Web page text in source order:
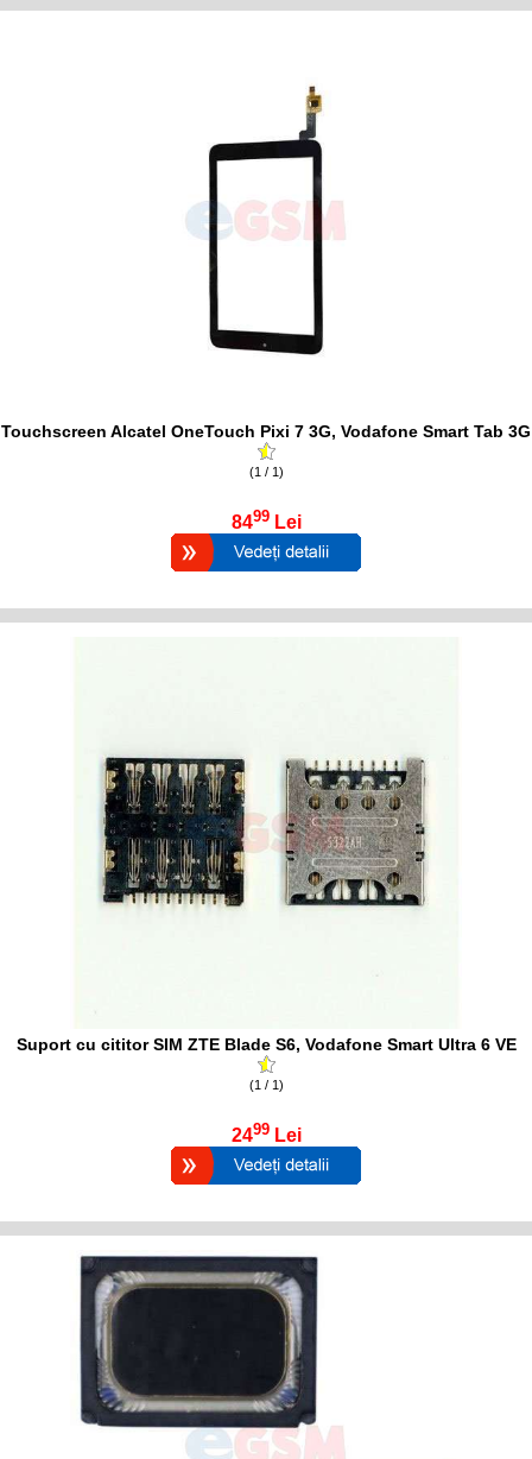
Touchscreen Alcatel OneTouch Pixi 7 3G, Vodafone Smart Tab 3G
(1 / 1)
8499 Lei
Suport cu cititor SIM ZTE Blade S6, Vodafone Smart Ultra 6 VE
(1 / 1)
2499 Lei